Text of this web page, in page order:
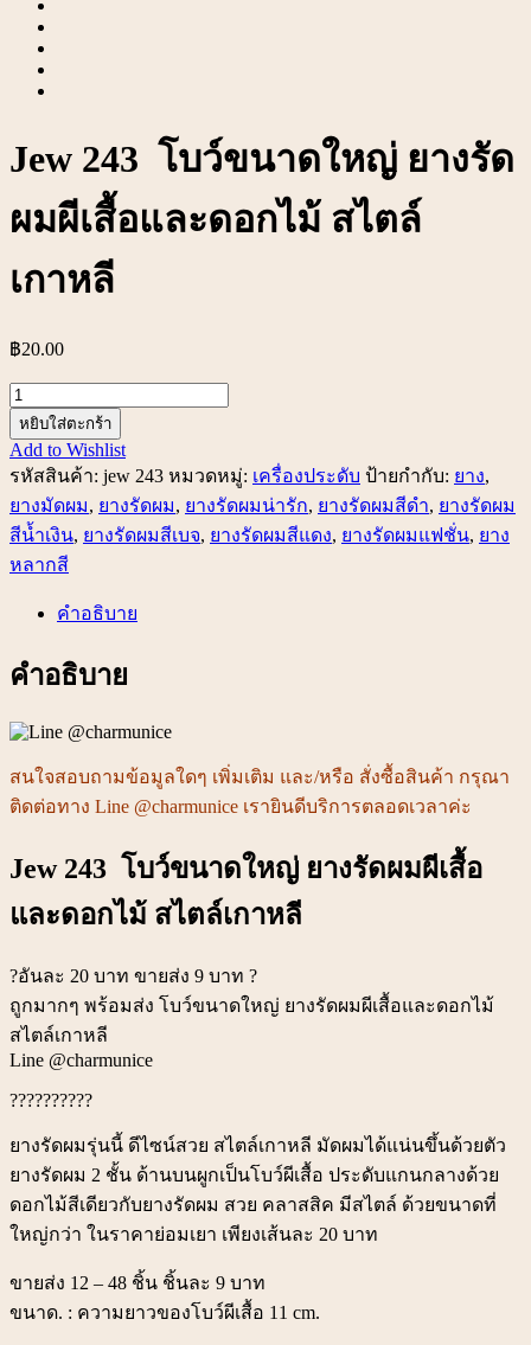
Jew 243 โบว์ขนาดใหญ่ ยางรัด
ผมผีเสื้อและดอกไม้ สไตล์
เกาหลี
฿20.00
จำนวน
Jew
243
โบว์
ขนาด
ใหญ่
ยาง
และ
สไตล์
เกาหลี
ชิ้น
หยิบใส่ตะกร้า
Add to Wishlist
รหัสสินค้า: jew 243 หมวดหมู่: เครื่องประดับ ป้ายกำกับ: ยาง,
ยางมัดผม, ยางรัดผม, ยางรัดผมน่ารัก, ยางรัดผมสีดำ, ยางรัดผม
สีน้ำเงิน, ยางรัดผมสีเบจ, ยางรัดผมสีแดง, ยางรัดผมแฟชั่น, ยาง
หลากสี
คำอธิบาย
คำอธิบาย
สนใจสอบถามข้อมูลใดๆ เพิ่มเติม และ/หรือ สั่งซื้อสินค้า กรุณา
ติดต่อทาง Line @charmunice เรายินดีบริการตลอดเวลาค่ะ
Jew 243 โบว์ขนาดใหญ่ ยางรัดผมผีเสื้อ
และดอกไม้ สไตล์เกาหลี
?อันละ 20 บาท ขายส่ง 9 บาท ?
ถูกมากๆ พร้อมส่ง โบว์ขนาดใหญ่ ยางรัดผมผีเสื้อและดอกไม้
สไตล์เกาหลี
Line @charmunice
??????????
ยางรัดผมรุ่นนี้ ดีไซน์สวย สไตล์เกาหลี มัดผมได้แน่นขึ้นด้วยตัว
ยางรัดผม 2 ชั้น ด้านบนผูกเป็นโบว์ผีเสื้อ ประดับแกนกลางด้วย
ดอกไม้สีเดียวกับยางรัดผม สวย คลาสสิค มีสไตล์ ด้วยขนาดที่
ใหญ่กว่า ในราคาย่อมเยา เพียงเส้นละ 20 บาท
ขายส่ง 12 – 48 ชิ้น ชิ้นละ 9 บาท
ขนาด. : ความยาวของโบว์ผีเสื้อ 11 cm.